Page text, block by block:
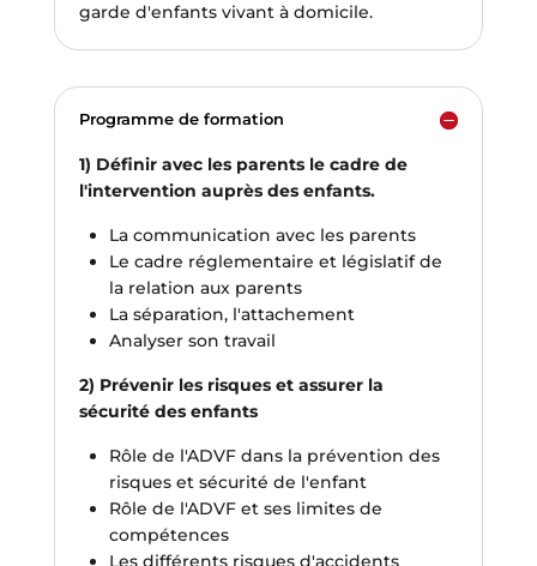
garde d'enfants vivant à domicile.
Programme de formation
1) Définir avec les parents le cadre de
l'intervention auprès des enfants.
La communication avec les parents
Le cadre réglementaire et législatif de
la relation aux parents
La séparation, l'attachement
Analyser son travail
2) Prévenir les risques et assurer la
sécurité des enfants
Rôle de l'ADVF dans la prévention des
risques et sécurité de l'enfant
Rôle de l'ADVF et ses limites de
compétences